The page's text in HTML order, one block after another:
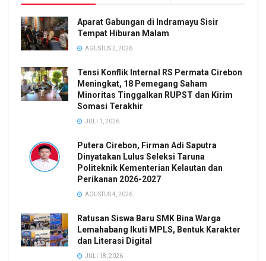
Aparat Gabungan di Indramayu Sisir
Tempat Hiburan Malam
AGUSTUS 2, 2026
Tensi Konflik Internal RS Permata Cirebon
Meningkat, 18 Pemegang Saham
Minoritas Tinggalkan RUPST dan Kirim
Somasi Terakhir
JULI 1, 2026
Putera Cirebon, Firman Adi Saputra
Dinyatakan Lulus Seleksi Taruna
Politeknik Kementerian Kelautan dan
Perikanan 2026-2027
AGUSTUS 4, 2026
Ratusan Siswa Baru SMK Bina Warga
Lemahabang Ikuti MPLS, Bentuk Karakter
dan Literasi Digital
JULI 18, 2026